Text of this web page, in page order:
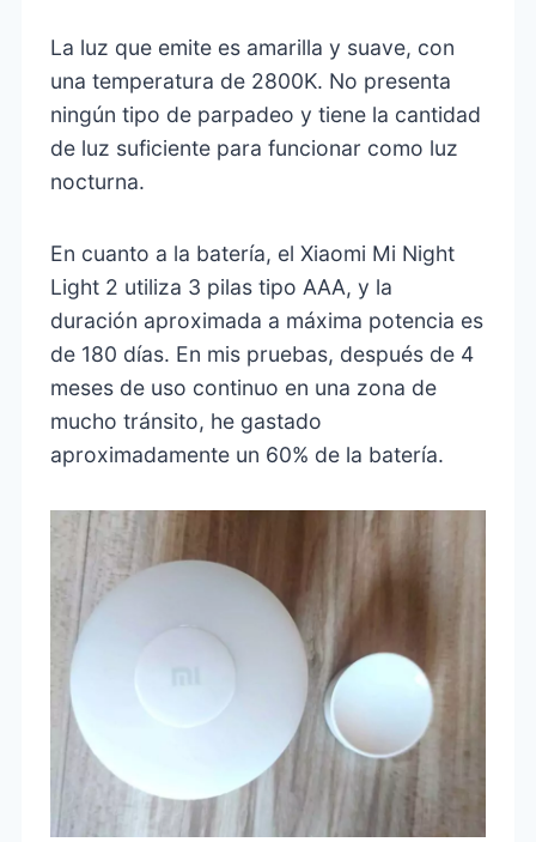
La luz que emite es amarilla y suave, con
una temperatura de 2800K. No presenta
ningún tipo de parpadeo y tiene la cantidad
de luz suficiente para funcionar como luz
nocturna.
En cuanto a la batería, el Xiaomi Mi Night
Light 2 utiliza 3 pilas tipo AAA, y la
duración aproximada a máxima potencia es
de 180 días. En mis pruebas, después de 4
meses de uso continuo en una zona de
mucho tránsito, he gastado
aproximadamente un 60% de la batería.